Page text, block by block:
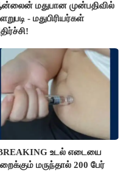
மதுபான முன்பதிவில்
- மதுபிரியர்கள்
உடல் எடையை
மருந்தால் 200 பேர்